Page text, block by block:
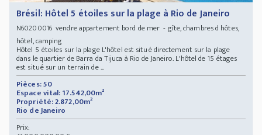
Brésil: Hôtel 5 étoiles sur la plage à Rio de Janeiro
N60200016vendre appartement bord de mer - gîte, chambres d hôtes,
hôtel, camping
Hôtel 5 étoiles sur la plage L'hôtel est situé directement sur la plage
dans le quartier de Barra da Tijuca à Rio de Janeiro. L'hôtel de 15 étages
est situé sur un terrain de ...
Pièces: 50
Espace vital: 17.542,00m²
Propriété: 2.872,00m²
Rio de Janeiro
Prix: